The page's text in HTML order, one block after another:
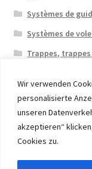
Wir verwenden
personalisierte
unseren
akzeptieren“
Cookies zu.
Systèmes de
Systèmes de
Trappes,
© 2026 Eruon